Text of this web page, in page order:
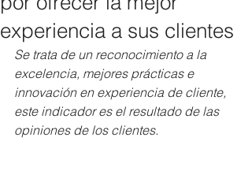
experiencia a sus clientes
Se trata de un reconocimiento a la
excelencia, mejores prácticas e
innovación en experiencia de cliente,
este indicador es el resultado de las
opiniones de los clientes.